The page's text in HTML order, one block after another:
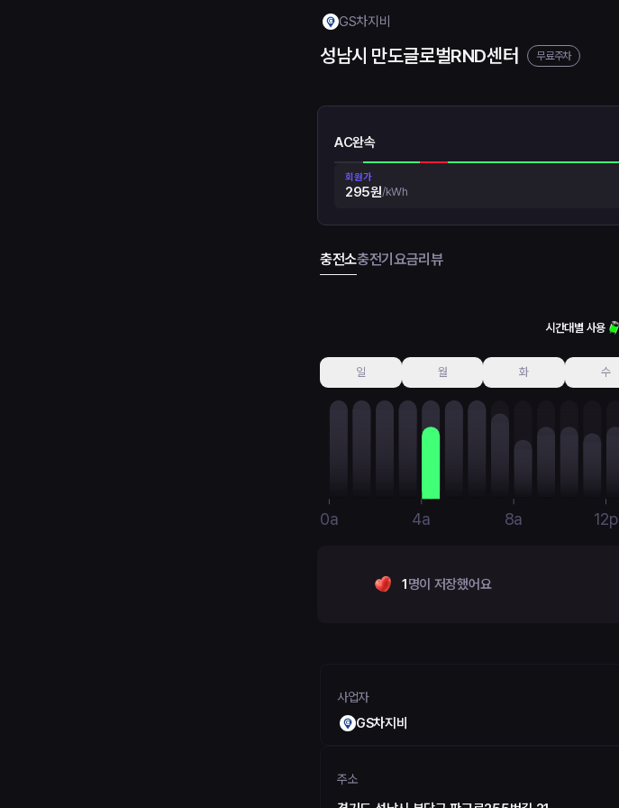
GS차지비
성남시 만도글로벌RND센터 무료주차
AC완속
회원가
295원/kWh
충전소충전기요금리뷰
시간대별 사용
일 월 화 수
0a 4a 8a 12p
1명이 저장했어요
사업자
GS차지비
주소